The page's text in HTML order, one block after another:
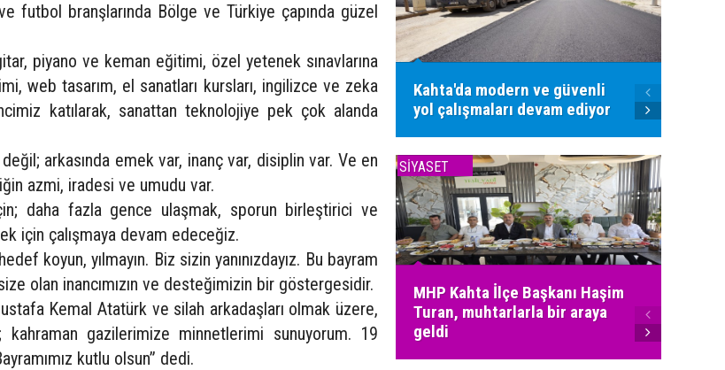
futbol branşlarında Bölge ve Türkiye çapında güzel
piyano ve keman eğitimi, özel yetenek sınavlarına
web tasarım, el sanatları kursları, ingilizce ve zeka
katılarak, sanattan teknolojiye pek çok alanda
arkasında emek var, inanç var, disiplin var. Ve en
azmi, iradesi ve umudu var.
daha fazla gence ulaşmak, sporun birleştirici ve
için çalışmaya devam edeceğiz.
koyun, yılmayın. Biz sizin yanınızdayız. Bu bayram
olan inancımızın ve desteğimizin bir göstergesidir.
Kemal Atatürk ve silah arkadaşları olmak üzere,
gazilerimize minnetlerimi sunuyorum. 19
kutlu olsun” dedi.
Kahta'da modern ve güvenli
yol çalışmaları devam ediyor
SİYASET
MHP Kahta İlçe Başkanı Haşim
Turan, muhtarlarla bir araya
geldi